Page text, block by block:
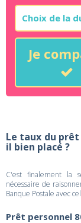
Je
Le taux du prêt
il bien placé ?
C'est finalement la
nécessaire de
Banque Postale avec
Prêt personnel